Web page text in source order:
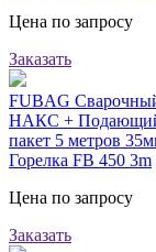
Цена по запросу
Заказать
FUBAG
НАКС +
пакет 5 метров
Горелка FB 450 3m
Цена по запросу
Заказать